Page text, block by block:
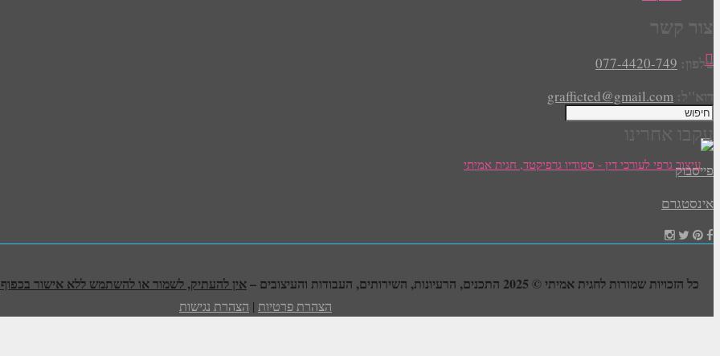
צור קשר
טלפון: 077-4420-749
דוא"ל: grafficted@gmail.com
עקבו אחרינו
פייסבוק
אינסטגרם
כל הזכויות שמורות לחגית אמיתי © 2025 התכנים, הרעיונות, השירותים, העבודות והעיצובים – אין להעתיק, לשמור או להשתמש ללא אישור בכפוף
הצהרת פרטיות | הצהרת נגישות